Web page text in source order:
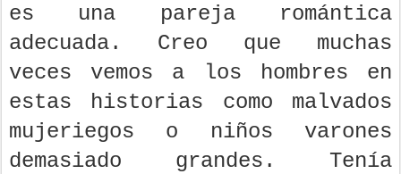
es una pareja romántica
adecuada. Creo que muchas
veces vemos a los hombres en
estas historias como malvados
mujeriegos o niños varones
demasiado grandes. Tenía